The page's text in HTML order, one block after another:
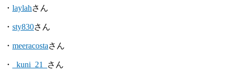
・ laylahさん
・ sty830さん
・ meeracostaさん
・ _kuni_21_ さん